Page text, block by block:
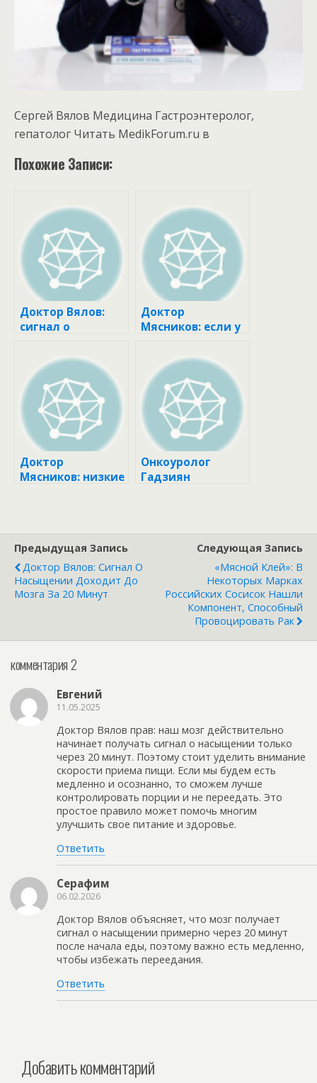
Сергей Вялов Медицина Гастроэнтеролог,
гепатолог Читать MedikForum.ru в
Похожие Записи:
Доктор Вялов:
сигнал о
доходит до
мозга за 20 минут
Доктор
Мясников: если у
заживают раны и
ссадины,
проверьтесь на
сахарный диабет
Доктор
Мясников: низкие
Онкоуролог
Гадзиян
пищевой добавки
Предыдущая Запись
Доктор Вялов: Сигнал О
Насыщении Доходит До
Мозга За 20 Минут
Следующая Запись
«Мясной Клей»: В
Некоторых Марках
Российских Сосисок Нашли
Компонент, Способный
Провоцировать Рак
комментария 2
Евгений
11.05.2025
Доктор Вялов прав: наш мозг действительно
начинает получать сигнал о насыщении только
через 20 минут. Поэтому стоит уделить внимание
скорости приема пищи. Если мы будем есть
медленно и осознанно, то сможем лучше
контролировать порции и не переедать. Это
простое правило может помочь многим
улучшить свое питание и здоровье.
Ответить
Серафим
06.02.2026
Доктор Вялов объясняет, что мозг получает
сигнал о насыщении примерно через 20 минут
после начала еды, поэтому важно есть медленно,
чтобы избежать переедания.
Ответить
Добавить комментарий